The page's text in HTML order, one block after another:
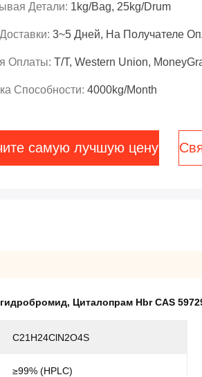
Детали: 1kg/Bag, 25kg/Drum
3~5 Дней, На Получателе
Оплаты: T/T, Western Union,
Способности: 4000kg/Month
самую лучшую цену
, Циталопрам Hbr CAS
C21H24ClN2O4S
≥99% (HPLC)